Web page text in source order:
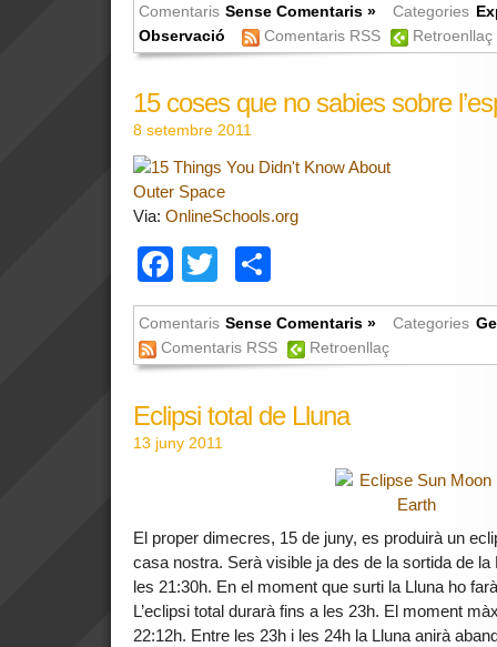
Comentaris Sense Comentaris » Categories
Observació
Comentaris RSS Retroenllaç
15 coses que no sabies sobre
8 setembre 2011
Via: OnlineSchools.org
Facebook
Twitter
Comentaris Sense Comentaris » Categories
Comentaris RSS
Retroenllaç
Eclipsi total de Lluna
13 juny 2011
El proper dimecres, 15 de juny, es produirà un
casa nostra. Serà visible ja des de la sortida de
les 21:30h. En el moment que surti la Lluna ho
L’eclipsi total durarà fins a les 23h. El moment
22:12h. Entre les 23h i les 24h la Lluna anirà